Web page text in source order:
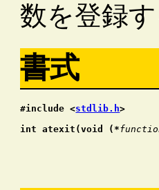
数を登録
書式
#include <stdlib.h>
int atexit(void (*